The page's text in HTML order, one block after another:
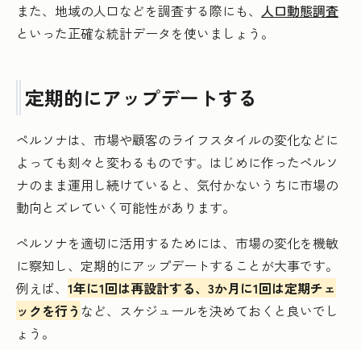
また、地域の人口などを調査する際にも、 人口動態調査
といった正確な統計データを使いましょう。
定期的にアップデートする
ペルソナは、市場や顧客のライフスタイルの変化などに
よっても刻々と変わるものです。はじめに作ったペルソ
ナのまま運用し続けていると、気付かないうちに市場の
動向とズレていく可能性があります。
ペルソナを適切に活用するためには、市場の変化を機敏
に察知し、定期的にアップデートすることが大事です。
例えば、 1年に1回は再設計する、3か月に1回は定期チェ
ックを行う など、スケジュールを決めておくと良いでし
ょう。